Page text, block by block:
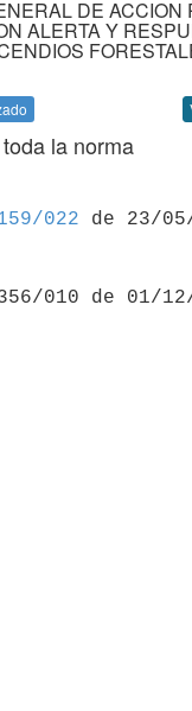
DE ACCION
ALERTA Y
la norma
022 de 23/
010 de 01/